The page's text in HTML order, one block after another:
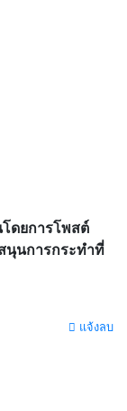
ดยการโพสต์
นุนการกระทำที่
แจ้งลบ